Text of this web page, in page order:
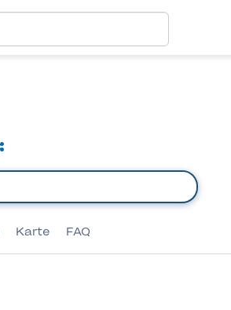
Karte FAQ